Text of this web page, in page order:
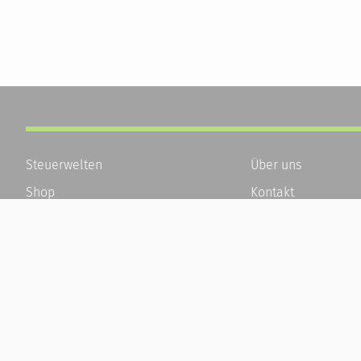
Steuerwelten
Shop
Über uns
Kontakt